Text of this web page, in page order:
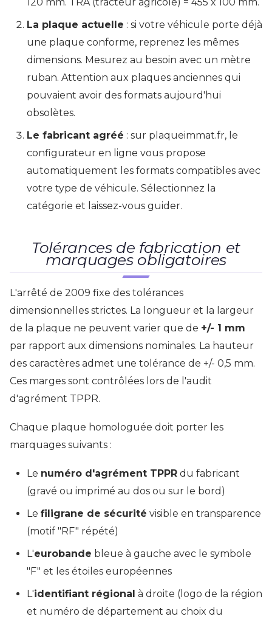
La plaque actuelle : si votre véhicule porte déjà
une plaque conforme, reprenez les mêmes
dimensions. Mesurez au besoin avec un mètre
ruban. Attention aux plaques anciennes qui
pouvaient avoir des formats aujourd'hui
obsolètes.
Le fabricant agréé : sur plaqueimmat.fr, le
configurateur en ligne vous propose
automatiquement les formats compatibles avec
votre type de véhicule. Sélectionnez la
catégorie et laissez-vous guider.
Tolérances de fabrication et
marquages obligatoires
L'arrêté de 2009 fixe des tolérances
dimensionnelles strictes. La longueur et la largeur
de la plaque ne peuvent varier que de +/- 1 mm
par rapport aux dimensions nominales. La hauteur
des caractères admet une tolérance de +/- 0,5 mm.
Ces marges sont contrôlées lors de l'audit
d'agrément TPPR.
Chaque plaque homologuée doit porter les
marquages suivants :
Le numéro d'agrément TPPR du fabricant
(gravé ou imprimé au dos ou sur le bord)
Le filigrane de sécurité visible en transparence
(motif "RF" répété)
L'eurobande bleue à gauche avec le symbole
"F" et les étoiles européennes
L'identifiant régional à droite (logo de la région
et numéro de département au choix du